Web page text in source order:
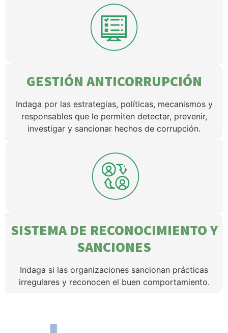
GESTIÓN ANTICORRUPCIÓN
Indaga por las estrategias, políticas, mecanismos y
responsables que le permiten detectar, prevenir,
investigar y sancionar hechos de corrupción.
SISTEMA DE RECONOCIMIENTO Y
SANCIONES
Indaga si las organizaciones sancionan prácticas
irregulares y reconocen el buen comportamiento.